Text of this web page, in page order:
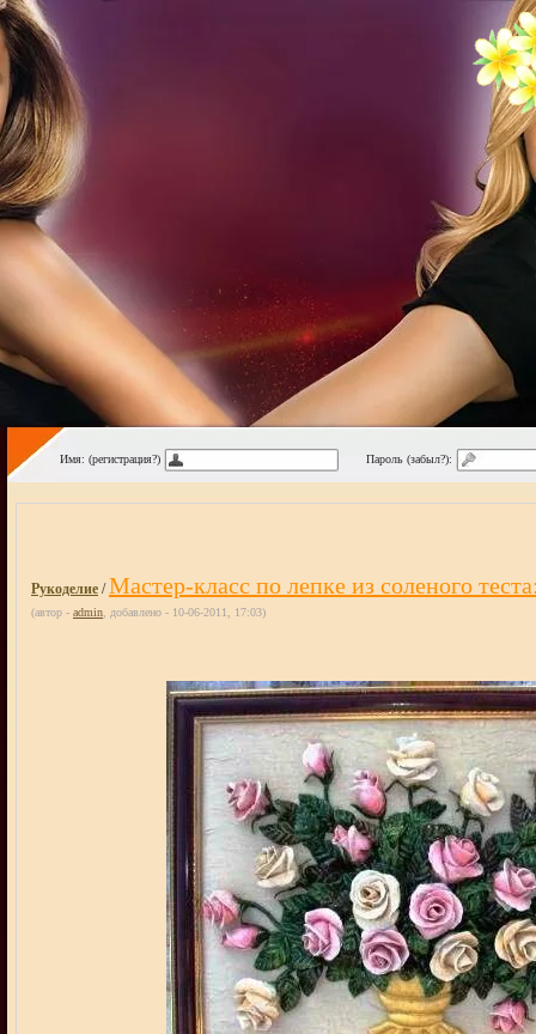
Имя: (регистрация?) Пароль (забыл?):
Рукоделие /Мастер-класс по лепке из соленого
(автор - admin , добавлено - 10-06-2011, 17:03)